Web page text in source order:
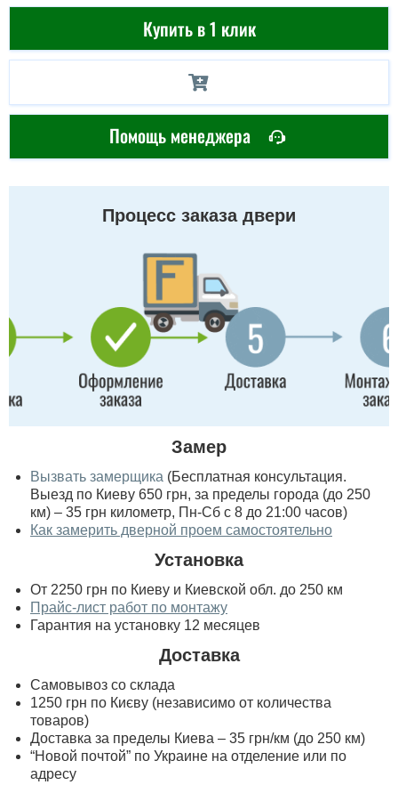
Купить в 1 клик
Помощь менеджера
Процесс заказа двери
Замер
Вызвать замерщика (Бесплатная консультация.
Выезд по Киеву 650 грн, за пределы города (до 250
км) – 35 грн километр, Пн-Сб с 8 до 21:00 часов)
Как замерить дверной проем самостоятельно
Установка
От 2250 грн по Киеву и Киевской обл. до 250 км
Прайс-лист работ по монтажу
Гарантия на установку 12 месяцев
Доставка
Самовывоз со склада
1250 грн по Києву (независимо от количества
товаров)
Доставка за пределы Киева – 35 грн/км (до 250 км)
“Новой почтой” по Украине на отделение или по
адресу